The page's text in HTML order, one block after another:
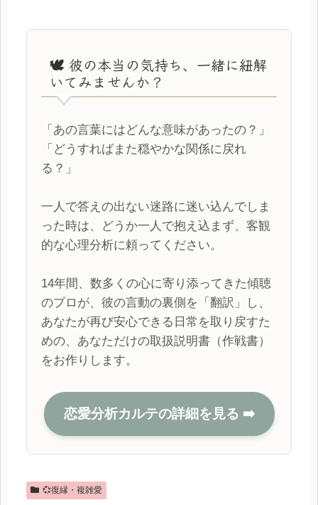
🕊️ 彼の本当の気持ち、一緒に紐解
いてみませんか？
「あの言葉にはどんな意味があったの？」
「どうすればまた穏やかな関係に戻れ
る？」
一人で答えの出ない迷路に迷い込んでしま
った時は、どうか一人で抱え込まず、客観
的な心理分析に頼ってください。
14年間、数多くの心に寄り添ってきた傾聴
のプロが、彼の言動の裏側を「翻訳」し、
あなたが再び安心できる日常を取り戻すた
めの、あなただけの取扱説明書（作戦書）
をお作りします。
恋愛分析カルテの詳細を見る ➡️
💞復縁・複雑愛